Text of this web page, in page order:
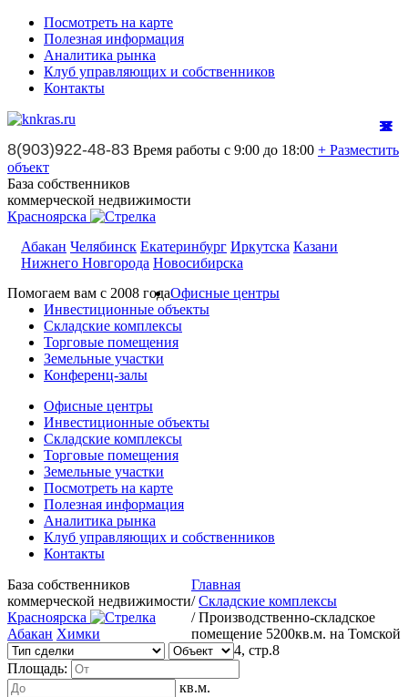
Посмотреть на карте
Полезная информация
Аналитика рынка
Клуб управляющих и собственников
Контакты
8(903)922-48-83 Время работы с 9:00 до 18:00 + Разместить
объект
База собственников
коммерческой недвижимости
Красноярска
Абакан Челябинск Екатеринбург Иркутска Казани
Нижнего Новгорода Новосибирска
Помогаем вам с 2008 годаОфисные центры
Инвестиционные объекты
Складские комплексы
Торговые помещения
Земельные участки
Конференц-залы
Офисные центры
Инвестиционные объекты
Складские комплексы
Торговые помещения
Земельные участки
Посмотреть на карте
Полезная информация
Аналитика рынка
Клуб управляющих и собственников
Контакты
База собственников
коммерческой недвижимости
Красноярска
Абакан Химки
Площадь:
кв.м.
Главная
/ Складские комплексы
/ Производственно-складское
помещение 5200кв.м. на Томской
4, стр.8